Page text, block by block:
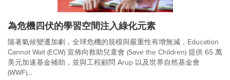
為危機四伏的學習空間注入綠化元素
隨著氣候變遷加劇，全球危機的規模與嚴重性有增無減，Education
Cannot Wait (ECW) 宣佈向救助兒童會 (Save the Children) 提供 65 萬
美元加速基金補助，並與工程顧問 Arup 以及世界自然基金會
(WWF)...